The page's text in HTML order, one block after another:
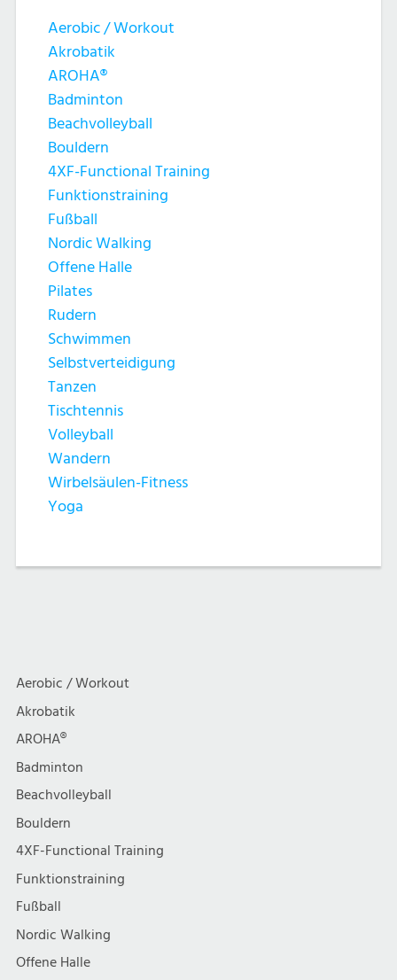
Aerobic / Workout
Akrobatik
AROHA®
Badminton
Beachvolleyball
Bouldern
4XF-Functional Training
Funktionstraining
Fußball
Nordic Walking
Offene Halle
Pilates
Rudern
Schwimmen
Selbstverteidigung
Tanzen
Tischtennis
Volleyball
Wandern
Wirbelsäulen-Fitness
Yoga
Aerobic / Workout
Akrobatik
AROHA®
Badminton
Beachvolleyball
Bouldern
4XF-Functional Training
Funktionstraining
Fußball
Nordic Walking
Offene Halle